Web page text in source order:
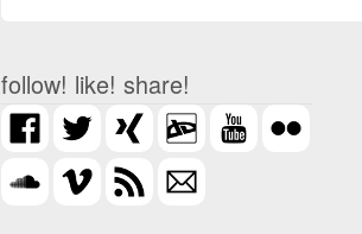
follow! like! share!